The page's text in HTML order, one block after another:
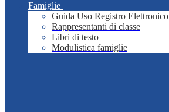
Famiglie
Guida Uso Registro Elettronico
Rappresentanti di classe
Libri di testo
Modulistica famiglie